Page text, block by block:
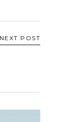
NEXT POST